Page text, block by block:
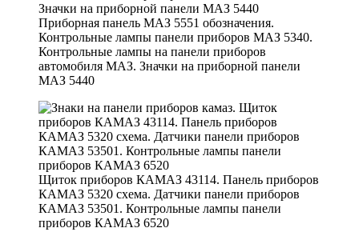
Приборная панель МАЗ 5551 обозначения.
Контрольные лампы панели приборов МАЗ 5340.
Контрольные лампы на панели приборов
автомобиля МАЗ. Значки на приборной панели
МАЗ 5440
Щиток приборов КАМАЗ 43114. Панель приборов
КАМАЗ 5320 схема. Датчики панели приборов
КАМАЗ 53501. Контрольные лампы панели
приборов КАМАЗ 6520